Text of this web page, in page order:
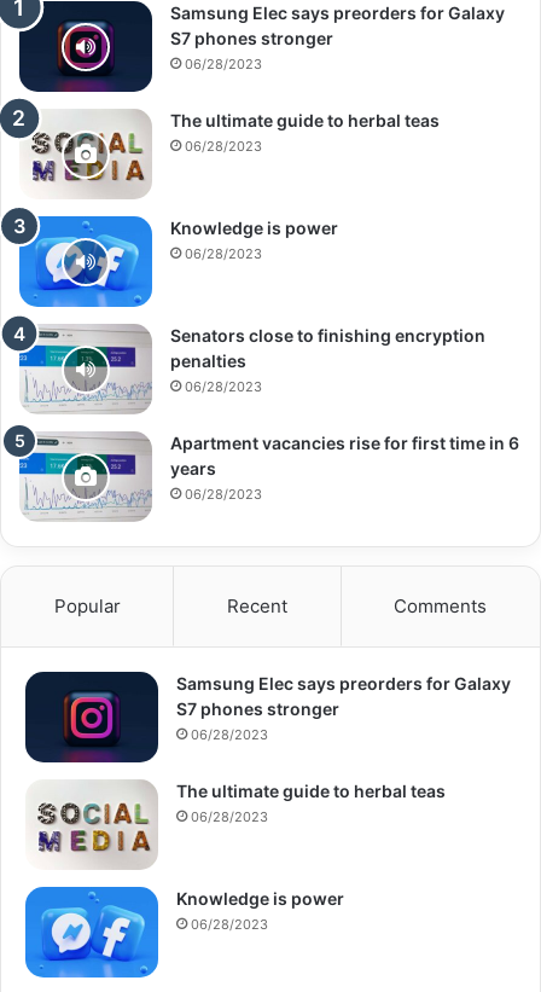
Samsung Elec says preorders for Galaxy
S7 phones stronger
06/28/2023
The ultimate guide to herbal teas
06/28/2023
Knowledge is power
06/28/2023
Senators close to finishing encryption
penalties
06/28/2023
Apartment vacancies rise for first time in 6
years
06/28/2023
Popular Recent Comments
Samsung Elec says preorders for Galaxy
S7 phones stronger
06/28/2023
The ultimate guide to herbal teas
06/28/2023
Knowledge is power
06/28/2023